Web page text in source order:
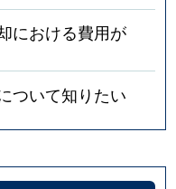
における費用が
ついて知りたい